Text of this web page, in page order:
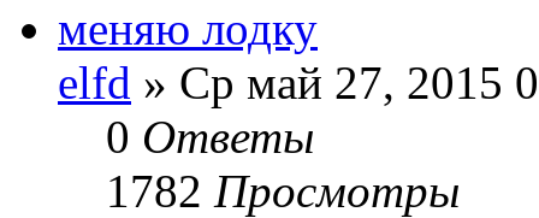
меняю лодку
elfd » Ср май 27, 2015
0 Ответы
1782 Просмотры